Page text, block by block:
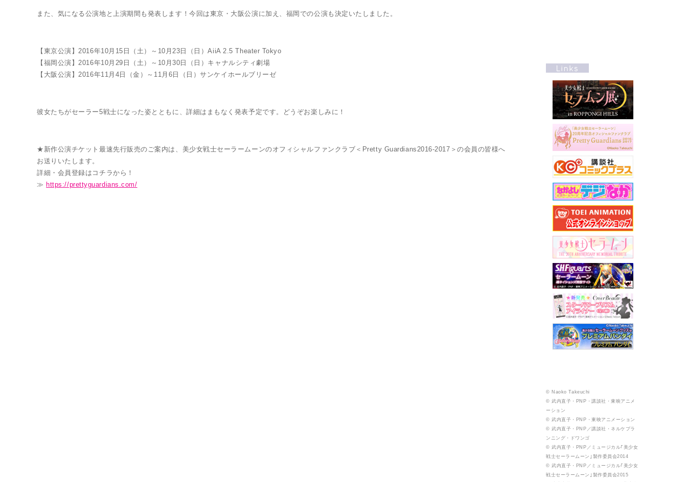
また、気になる公演地と上演期間も発表します！今回は東京・大阪公演に加え、福岡での公演も決定いたしました。
【東京公演】2016年10月15日（土）～10月23日（日）AiiA 2.5 Theater Tokyo
【福岡公演】2016年10月29日（土）～10月30日（日）キャナルシティ劇場
【大阪公演】2016年11月4日（金）～11月6日（日）サンケイホールブリーゼ
彼女たちがセーラー5戦士になった姿とともに、詳細はまもなく発表予定です。どうぞお楽しみに！
★新作公演チケット最速先行販売のご案内は、美少女戦士セーラームーンのオフィシャルファンクラブ＜Pretty Guardians2016-2017＞の会員の皆様へ
お送りいたします。
詳細・会員登録はコチラから！
≫ https://prettyguardians.com/
LINK
© Naoko Takeuchi
© 武内直子・PNP・講談社・東映アニメ
ーション
© 武内直子・PNP・東映アニメーション
© 武内直子・PNP／講談社・ネルケプラ
ンニング・ドワンゴ
© 武内直子・PNP／ミュージカル｢美少女
戦士セーラームーン｣製作委員会2014
© 武内直子・PNP／ミュージカル｢美少女
戦士セーラームーン｣製作委員会2015